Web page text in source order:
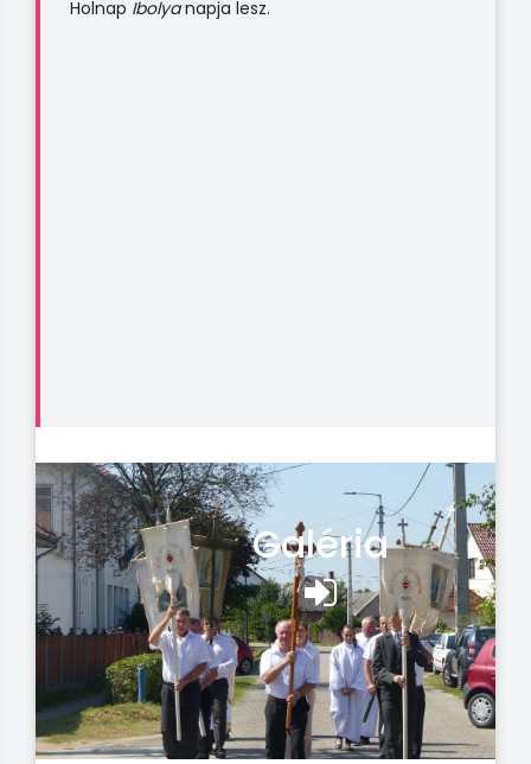
Holnap Ibolyanapja lesz.
Galéria